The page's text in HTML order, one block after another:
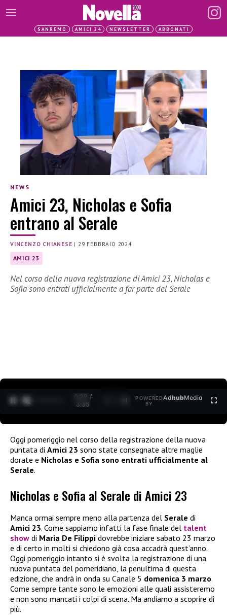
SANREMO AMICI 24 NEWSLETTER ABBONATI
NEWS
Amici 23, Nicholas e Sofia
entrano al Serale
VINCENZO CHIANESE |29 FEBBRAIO 2024
AMICI 23
Nel corso della nuova registrazione di Amici 23, Nicholas e
Sofia sono entrati ufficialmente a far parte del Serale
0:30 /
3:35
POWERED
BY
AdhubMedia
Oggi pomeriggio nel corso della registrazione della nuova
puntata di Amici 23 sono state consegnate altre maglie
dorate e Nicholas e Sofia sono entrati ufficialmente al
Serale.
Nicholas e Sofia al Serale di Amici 23
Manca ormai sempre meno alla partenza del Serale di
Amici 23. Come sappiamo infatti la fase finale del talent
show di Maria De Filippi dovrebbe iniziare sabato 23 marzo
e di certo in molti si chiedono già cosa accadrà quest’anno.
Oggi pomeriggio intanto si è svolta la registrazione di una
nuova puntata del pomeridiano, la penultima di questa
edizione, che andrà in onda su Canale 5 domenica 3 marzo.
Come sempre tante sono le emozioni alle quali assisteremo
e non sono mancati i colpi di scena. Ma andiamo a scoprire di
più.